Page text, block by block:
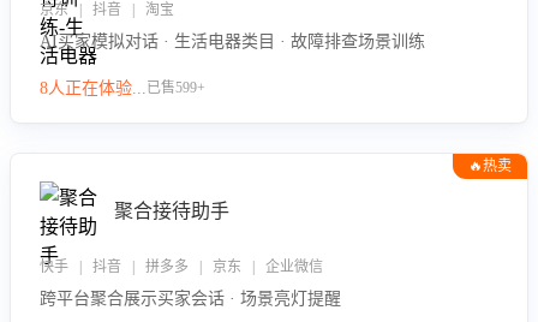
京东 | 抖音 | 淘宝
AI买家模拟对话 · 生活电器类目 · 故障排查场景训练
8人正在体验...已售599+
🔥热卖
聚合接待助手
快手 | 抖音 | 拼多多 | 京东 | 企业微信
跨平台聚合展示买家会话 · 场景亮灯提醒